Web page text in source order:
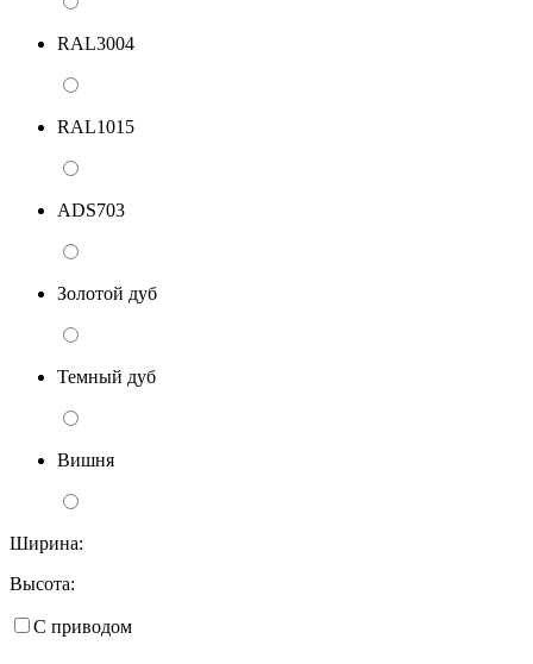
RAL3004
RAL1015
ADS703
Золотой дуб
Темный дуб
Вишня
Ширина:
Высота:
С приводом